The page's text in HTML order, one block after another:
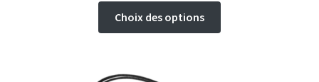
Choix des options